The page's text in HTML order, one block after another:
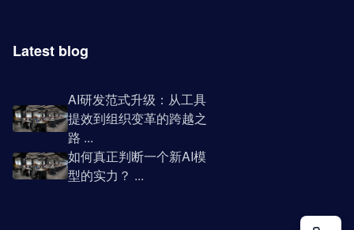
Latest blog
AI研发范式升级：从工具
提效到组织变革的跨越之
路 ...
如何真正判断一个新AI模
型的实力？ ...